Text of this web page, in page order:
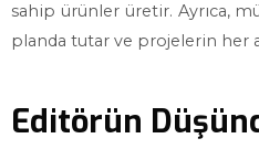
sahip ürünler üretir. Ayrıca,
planda tutar ve projelerin her
Editörün